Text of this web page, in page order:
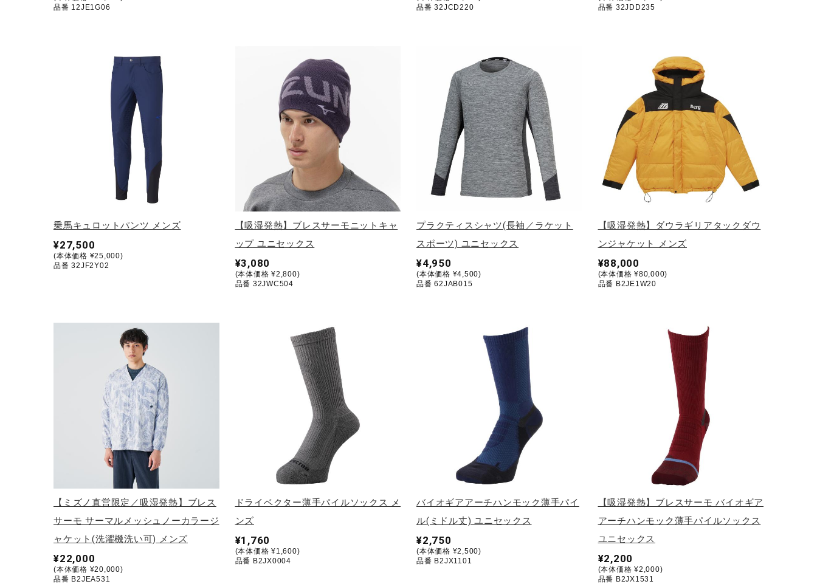
寝具／ミズノスリープ
健康／エクササイズ
ジュニア／キッズ
コラボ／ライセンス
品番 12JE1G06
品番 32JCD220
品番 32JDD235
乗馬キュロットパンツ メンズ
¥27,500
(本体価格 ¥25,000)
品番 32JF2Y02
【吸湿発熱】ブレスサーモニットキャ
ップ ユニセックス
¥3,080
(本体価格 ¥2,800)
品番 32JWC504
プラクティスシャツ(長袖／ラケット
スポーツ) ユニセックス
¥4,950
(本体価格 ¥4,500)
品番 62JAB015
【吸湿発熱】ダウラギリアタックダウ
ンジャケット メンズ
¥88,000
(本体価格 ¥80,000)
品番 B2JE1W20
【ミズノ直営限定／吸湿発熱】ブレス
サーモ サーマルメッシュノーカラージ
ャケット(洗濯機洗い可) メンズ
¥22,000
(本体価格 ¥20,000)
品番 B2JEA531
ドライベクター薄手パイルソックス メ
ンズ
¥1,760
(本体価格 ¥1,600)
品番 B2JX0004
バイオギアアーチハンモック薄手パイ
ル(ミドル丈) ユニセックス
¥2,750
(本体価格 ¥2,500)
品番 B2JX1101
【吸湿発熱】ブレスサーモ バイオギア
アーチハンモック薄手パイルソックス
ユニセックス
¥2,200
(本体価格 ¥2,000)
品番 B2JX1531